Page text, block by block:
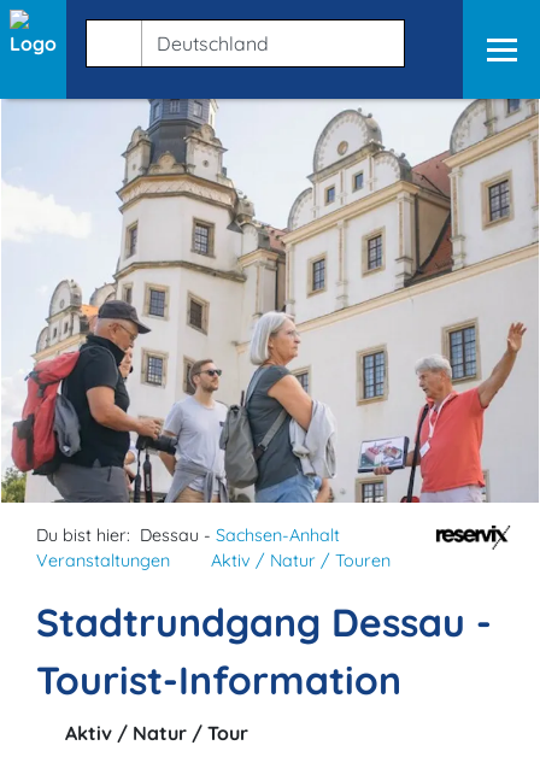
Du bist hier: Dessau - Sachsen-Anhalt
Veranstaltungen
Aktiv / Natur / Touren
Stadtrundgang Dessau -
Tourist-Information
Aktiv / Natur / Tour